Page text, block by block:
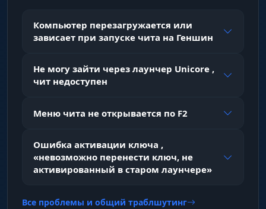
Компьютер перезагружается или
зависает при запуске чита на Геншин
Не могу зайти через лаунчер Unicore ,
чит недоступен
Меню чита не открывается по F2
Ошибка активации ключа ,
«невозможно перенести ключ, не
активированный в старом лаунчере»
Все проблемы и общий траблшутинг